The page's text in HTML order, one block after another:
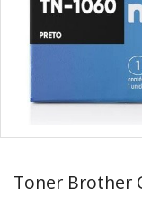
Toner Brother